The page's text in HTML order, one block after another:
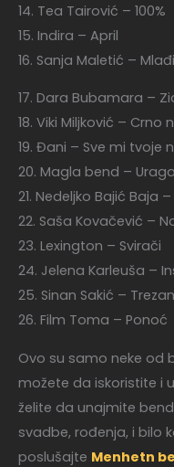
14. Tea Tairović – 100%
15. Indira – April
16. Sanja Maletić – Mlađi
17. Dara Bubamara –
18. Viki Miljković – Crno
19. Đani – Sve mi tvoje
20. Magla bend –
21. Nedeljko Bajić Baja
22. Saša Kovačević –
23. Lexington – Svirači
24. Jelena Karleuša –
25. Sinan Sakić – Trezan
26. Film Toma – Ponoć
Ovo su samo neke od
možete da iskoristite i
želite da unajmite
svadbe, rođenja, i bilo
poslušajte Menhetn